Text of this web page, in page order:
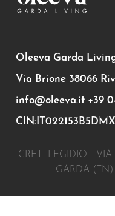
Oleeva Garda
Via Brione 38066
info@oleeva.it +39
CRETTI EGIDIO -
GARDA (TN)